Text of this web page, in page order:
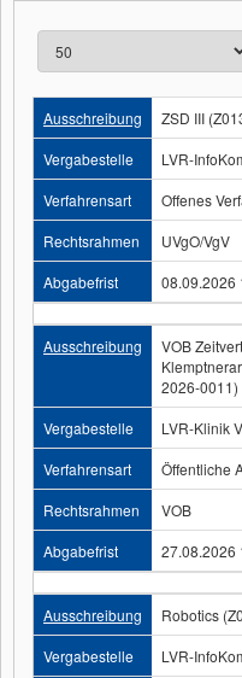
Ausschreibung
ZSD III
Vergabestelle
LVR-
Verfahrensart
Offenes
Rechtsrahmen
UVgO/VgV
Abgabefrist
08.09.2026
Ausschreibung
VOB
2026-0011)
Vergabestelle
LVR-Klinik
Verfahrensart
Öffentliche
Rechtsrahmen
VOB
Abgabefrist
27.08.2026
Ausschreibung
Robotics
Vergabestelle
LVR-